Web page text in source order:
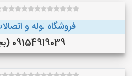
فروشگاه لوله و
09154919039 (بجنورد )